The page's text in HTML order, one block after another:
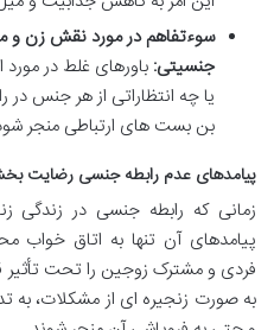
سوءتفاهم در مورد نقش زن و
جنسیتی: باورهای غلط در مورد
یا چه انتظاراتی از هر جنس در
بن بست های ارتباطی منجر
پیامدهای عدم رابطه جنسی رضایت
زمانی که رابطه جنسی در زندگی
پیامدهای آن تنها به اتاق خواب
فردی و مشترک زوجین را تحت تأثیر
به صورت زنجیره ای از مشکلات، به